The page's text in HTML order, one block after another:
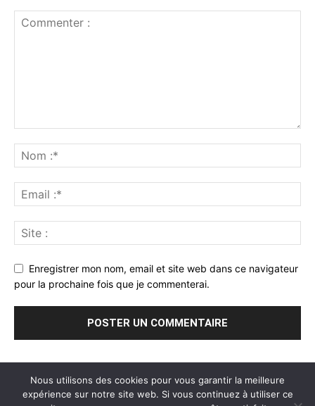
Enregistrer mon nom, email et site web dans ce navigateur
pour la prochaine fois que je commenterai.
Nous utilisons des cookies pour vous garantir la meilleure
expérience sur notre site web. Si vous continuez à utiliser ce